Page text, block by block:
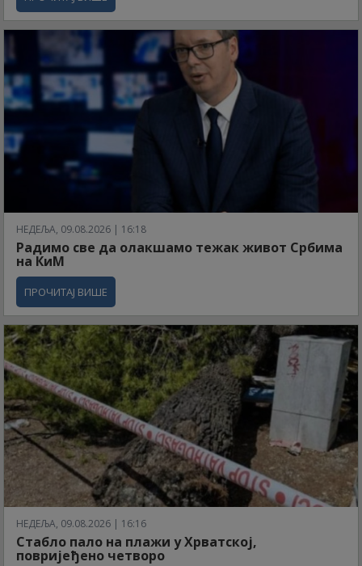
НЕДЕЉА, 09.08.2026 | 16:18
Радимо све да олакшамо тежак живот Србима
на КиМ
ПРОЧИТАЈ ВИШЕ
НЕДЕЉА, 09.08.2026 | 16:16
Стабло пало на плажи у Хрватској,
повријеђено четворо